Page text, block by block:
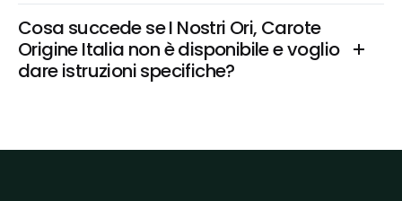
Cosa succede se I Nostri Ori, Carote
Origine Italia non è disponibile e voglio
dare istruzioni specifiche?